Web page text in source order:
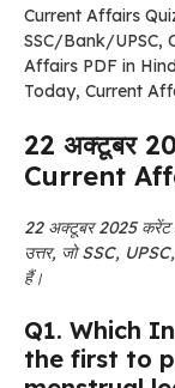
Current Affairs
SSC/Bank/UPSC,
Affairs PDF in
Today, Current
22 अक्टूबर
Current
22 अक्टूबर 2025 करेंट
उत्तर, जो SSC,
हैं।
Q1. Which
the first to